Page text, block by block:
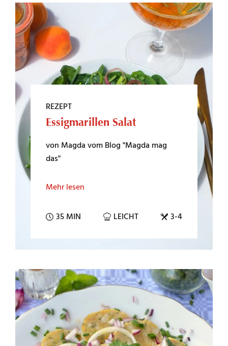
REZEPT
Essigmarillen Salat
von Magda vom Blog "Magda mag
das"
Mehr lesen
35 MIN LEICHT 3-4